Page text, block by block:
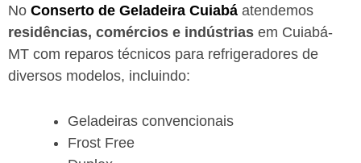
No Conserto de Geladeira Cuiabá atendemos
residências, comércios e indústrias em Cuiabá-
MT com reparos técnicos para refrigeradores de
diversos modelos, incluindo:
Geladeiras convencionais
Frost Free